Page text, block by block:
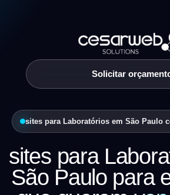
Solicitar
sites para Laboratórios em São Paulo
sites para
São Paulo para